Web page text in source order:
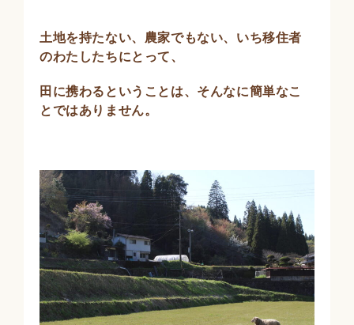
土地を持たない、農家でもない、いち移住者
のわたしたちにとって、
田に携わるということは、そんなに簡単なこ
とではありません。